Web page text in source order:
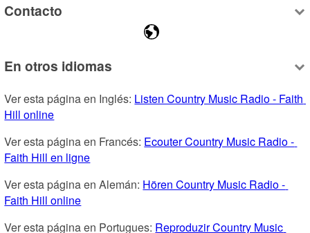
Contacto
En otros idiomas
Ver esta página en Inglés: Listen Country Music Radio - Faith
Hill online
Ver esta página en Francés: Ecouter Country Music Radio -
Faith Hill en ligne
Ver esta página en Alemán: Hören Country Music Radio -
Faith Hill online
Ver esta página en Portugues: Reproduzir Country Music